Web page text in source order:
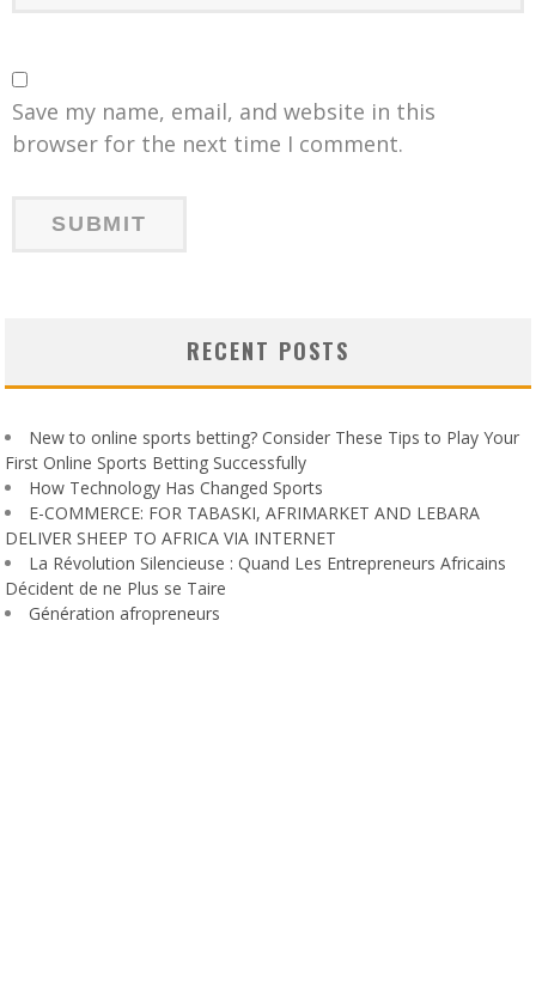
Save my name, email, and website in this
browser for the next time I comment.
RECENT POSTS
New to online sports betting? Consider These Tips to Play Your
First Online Sports Betting Successfully
How Technology Has Changed Sports
E-COMMERCE: FOR TABASKI, AFRIMARKET AND LEBARA
DELIVER SHEEP TO AFRICA VIA INTERNET
La Révolution Silencieuse : Quand Les Entrepreneurs Africains
Décident de ne Plus se Taire
Génération afropreneurs